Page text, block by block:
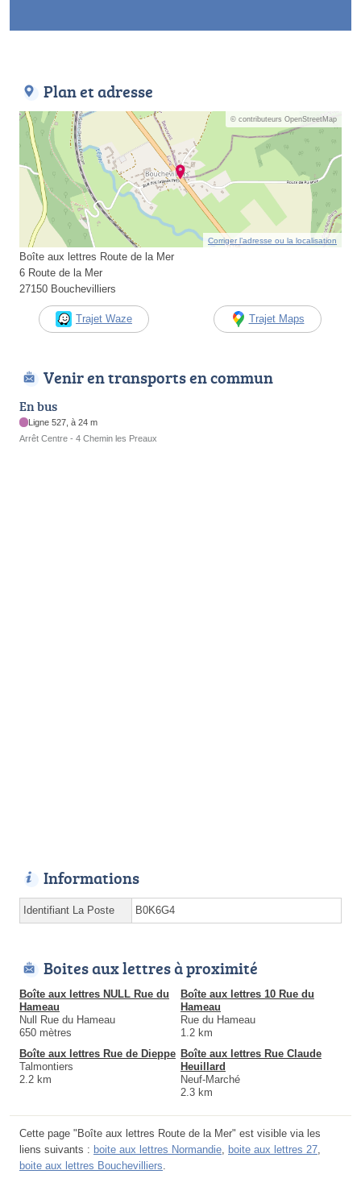
Plan et adresse
© contributeurs OpenStreetMap
Corriger l’adresse ou la localisation
Boîte aux lettres Route de la Mer
6 Route de la Mer
27150 Bouchevilliers
Trajet Waze Trajet Maps
Venir en transports en commun
En bus
Ligne 527, à 24 m
Arrêt Centre - 4 Chemin les Preaux
Informations
Identifiant La Poste B0K6G4
Boites aux lettres à proximité
Boîte aux lettres NULL Rue du
Hameau
Null Rue du Hameau
650 mètres
Boîte aux lettres 10 Rue du
Hameau
Rue du Hameau
1.2 km
Boîte aux lettres Rue de Dieppe
Talmontiers
2.2 km
Boîte aux lettres Rue Claude
Heuillard
Neuf-Marché
2.3 km
Cette page "Boîte aux lettres Route de la Mer" est visible via les
liens suivants : boite aux lettres Normandie, boite aux lettres 27,
boite aux lettres Bouchevilliers.